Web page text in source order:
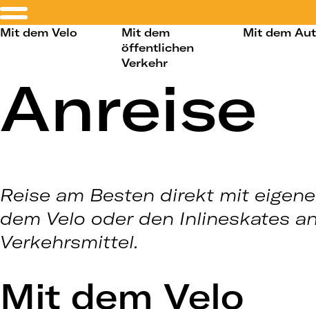
Mit dem Velo
Mit dem
öffentlichen
Verkehr
Mit dem
Anreise
Reise am Besten direkt mit
dem Velo oder den Inlineskates
Verkehrsmittel.
Mit dem Velo